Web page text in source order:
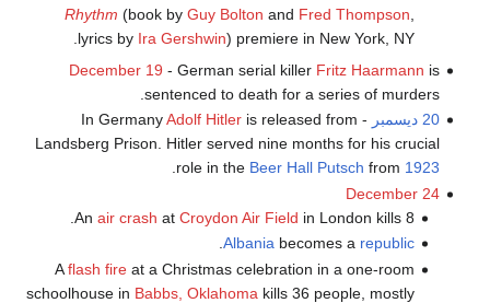
Rhythm (book byGuy Bolton and Fred Thompson
lyrics by Ira Gershwin) premiere in New York, NY.
December 19 - German serial killer Fritz Haarmann is
sentenced to death for a series of murders.
20 ديسمبر
- In Germany
Adolf Hitleris released from
Landsberg Prison. Hitler served nine months for his crucial
role in the Beer Hall Putsch from 1923
.
December 24
Anair crash atCroydon Air Field in London kills 8.
Albania becomes a republic
.
Aflash fire at a Christmas celebration in a one-room
schoolhouse in Babbs, Oklahoma kills 36 people, mostly